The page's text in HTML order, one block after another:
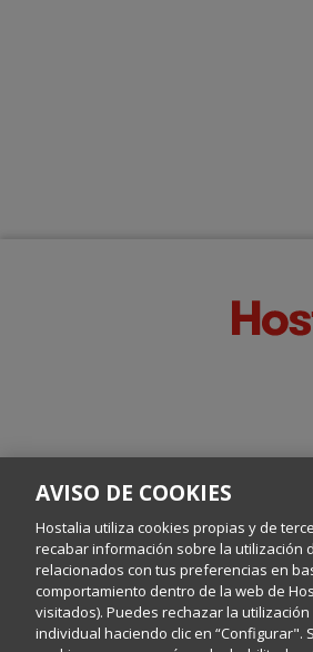
AVISO DE COOKIES
Hostalia utiliza cookies propias y de
recabar información sobre la utilización
relacionados con tus preferencias en
comportamiento dentro de la web de
visitados). Puedes rechazar la
individual haciendo clic en